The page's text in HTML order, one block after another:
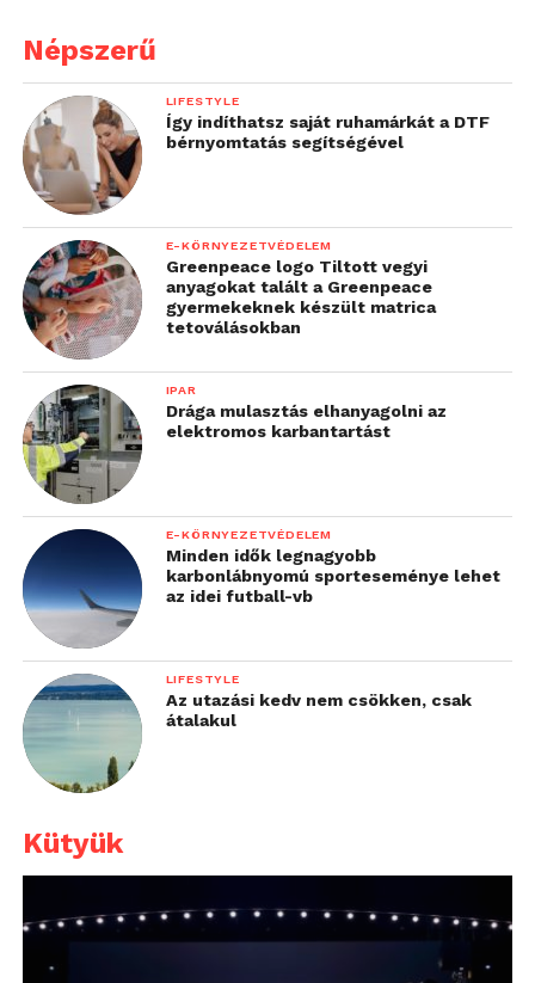
Népszerű
LIFESTYLE
Így indíthatsz saját ruhamárkát a DTF
bérnyomtatás segítségével
E-KÖRNYEZETVÉDELEM
Greenpeace logo Tiltott vegyi
anyagokat talált a Greenpeace
gyermekeknek készült matrica
tetoválásokban
IPAR
Drága mulasztás elhanyagolni az
elektromos karbantartást
E-KÖRNYEZETVÉDELEM
Minden idők legnagyobb
karbonlábnyomú sporteseménye lehet
az idei futball-vb
LIFESTYLE
Az utazási kedv nem csökken, csak
átalakul
Kütyük